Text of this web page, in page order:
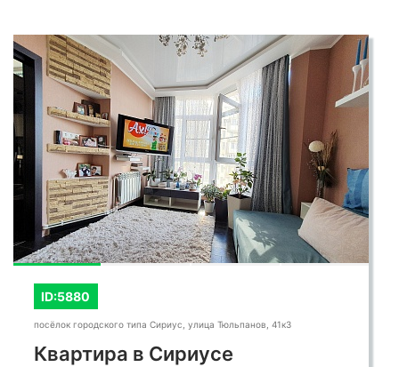
города.
ID:5880
посёлок городского типа Сириус, улица Тюльпанов, 41к3
Квартира в Сириусе